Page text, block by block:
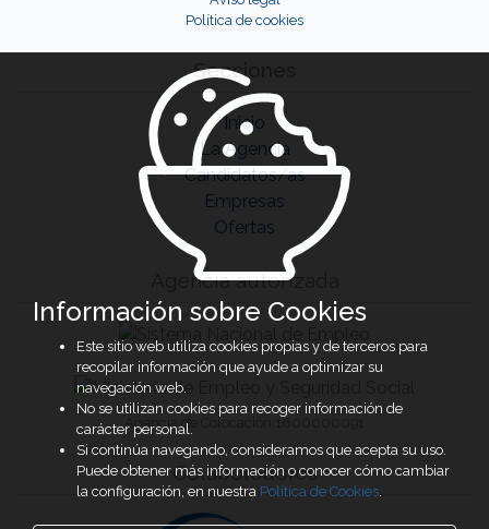
Política de cookies
Secciones
Inicio
La Agencia
Candidatos/as
Empresas
Ofertas
Agencia autorizada
Agencia de Colocación 1600000091
Colaboradores
Información sobre Cookies
Este sitio web utiliza cookies propias y de terceros para
recopilar información que ayude a optimizar su
navegación web.
No se utilizan cookies para recoger información de
carácter personal.
Si continúa navegando, consideramos que acepta su uso.
Puede obtener más información o conocer cómo cambiar
la configuración, en nuestra Política de Cookies.